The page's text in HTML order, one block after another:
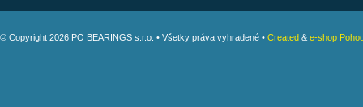
© Copyright 2026 PO BEARINGS s.r.o. • Všetky práva vyhradené • Created & e-shop